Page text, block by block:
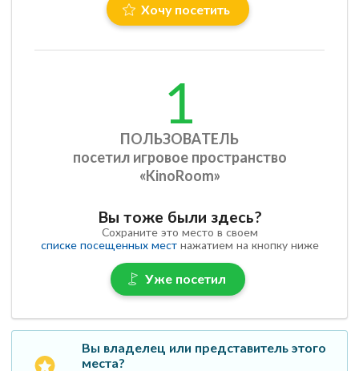
Хочу посетить
1
ПОЛЬЗОВАТЕЛЬ
посетил игровое пространство
«KinoRoom»
Вы тоже были здесь?
Сохраните это место в своем
списке посещенных местнажатием на кнопку ниже
Уже посетил
Вы владелец или представитель этого
места?